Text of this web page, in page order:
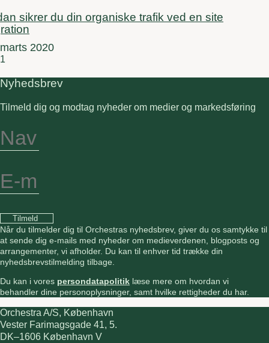
sikrer du din organiske trafik ved en site
2020
Nyhedsbrev
Tilmeld dig og modtag nyheder om medier og markedsføring
Tilmeld
Når du tilmelder dig til Orchestras nyhedsbrev, giver du os samtykke til
at sende dig e-mails med nyheder om medieverdenen, blogposts og
arrangementer, vi afholder. Du kan til enhver tid trække din
nyhedsbrevstilmelding tilbage.
Du kan i vores persondatapolitik læse mere om hvordan vi
behandler dine personoplysninger, samt hvilke rettigheder du har.
Orchestra A/S, København
Vester Farimagsgade 41, 5.
DK–1606 København V